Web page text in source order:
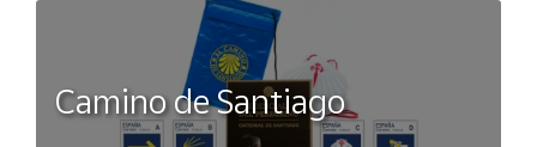
Camino de Santiago